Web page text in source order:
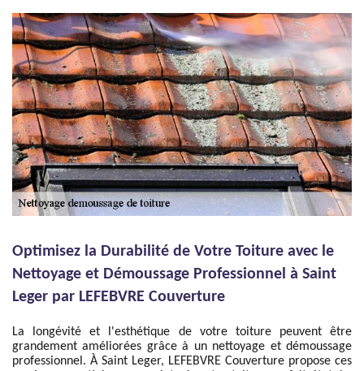
Optimisez la Durabilité de Votre Toiture avec le
Nettoyage et Démoussage Professionnel à Saint
Leger par LEFEBVRE Couverture
La longévité et l'esthétique de votre toiture peuvent être
grandement améliorées grâce à un nettoyage et démoussage
professionnel. À Saint Leger, LEFEBVRE Couverture propose ces